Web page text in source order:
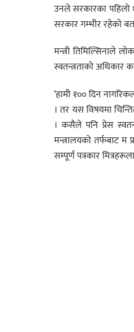
उनले सरकारका पहिलो
सरकार गम्भीर रहेको
मन्त्री तिमिल्सिनाले
स्वतन्त्रताको अधिकार
‘हामी १०० दिन
। तर यस विषयमा
। कसैले पनि प्रेस
मन्त्रालयको तर्फबाट
सम्पूर्ण पत्रकार